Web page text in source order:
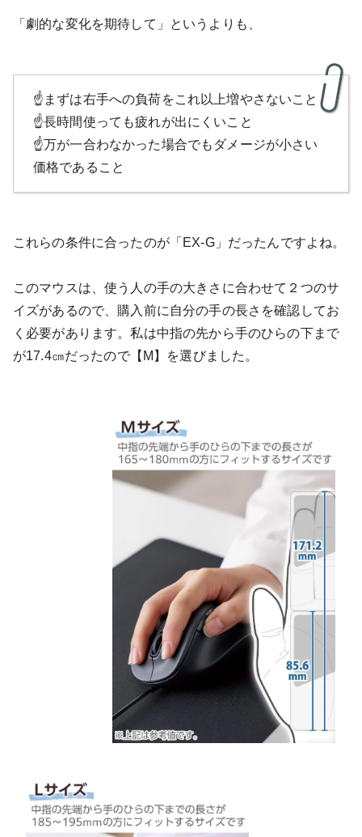
「劇的な変化を期待して」というよりも、
☝️まずは右手への負荷をこれ以上増やさないこと
☝️長時間使っても疲れが出にくいこと
☝️万が一合わなかった場合でもダメージが小さい
価格であること
これらの条件に合ったのが「EX-G」だったんですよね。
このマウスは、使う人の手の大きさに合わせて２つのサ
イズがあるので、購入前に自分の手の長さを確認してお
く必要があります。私は中指の先から手のひらの下まで
が17.4㎝だったので【М】を選びました。